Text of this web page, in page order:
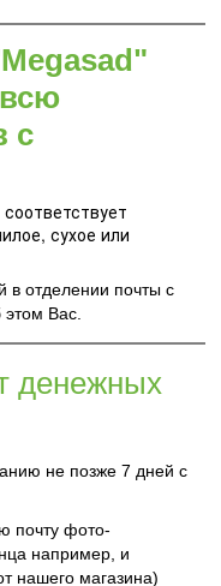
с
сухое или
в отделении почты с
Вас.
денежных
не позже 7 дней с
почту фото-
например, и
нашего магазина)